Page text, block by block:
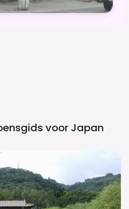
voor Japan